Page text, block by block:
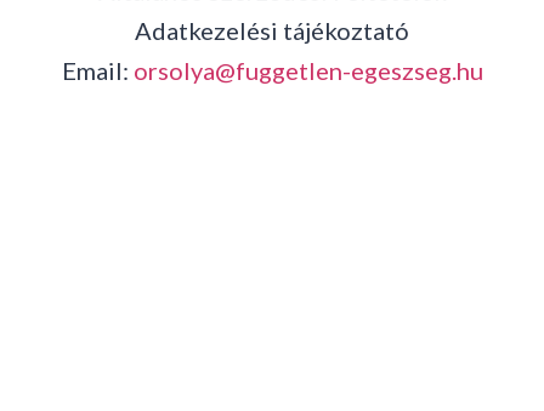
Adatkezelési tájékoztató
Email: orsolya@fuggetlen-egeszseg.hu